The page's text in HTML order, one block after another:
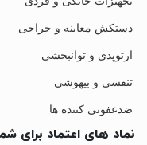
دستکش معاینه و جراحی
ارتوپدی و توانبخشی
تنفسی و بیهوشی
ضدعفونی کننده ها
نماد های اعتماد برای